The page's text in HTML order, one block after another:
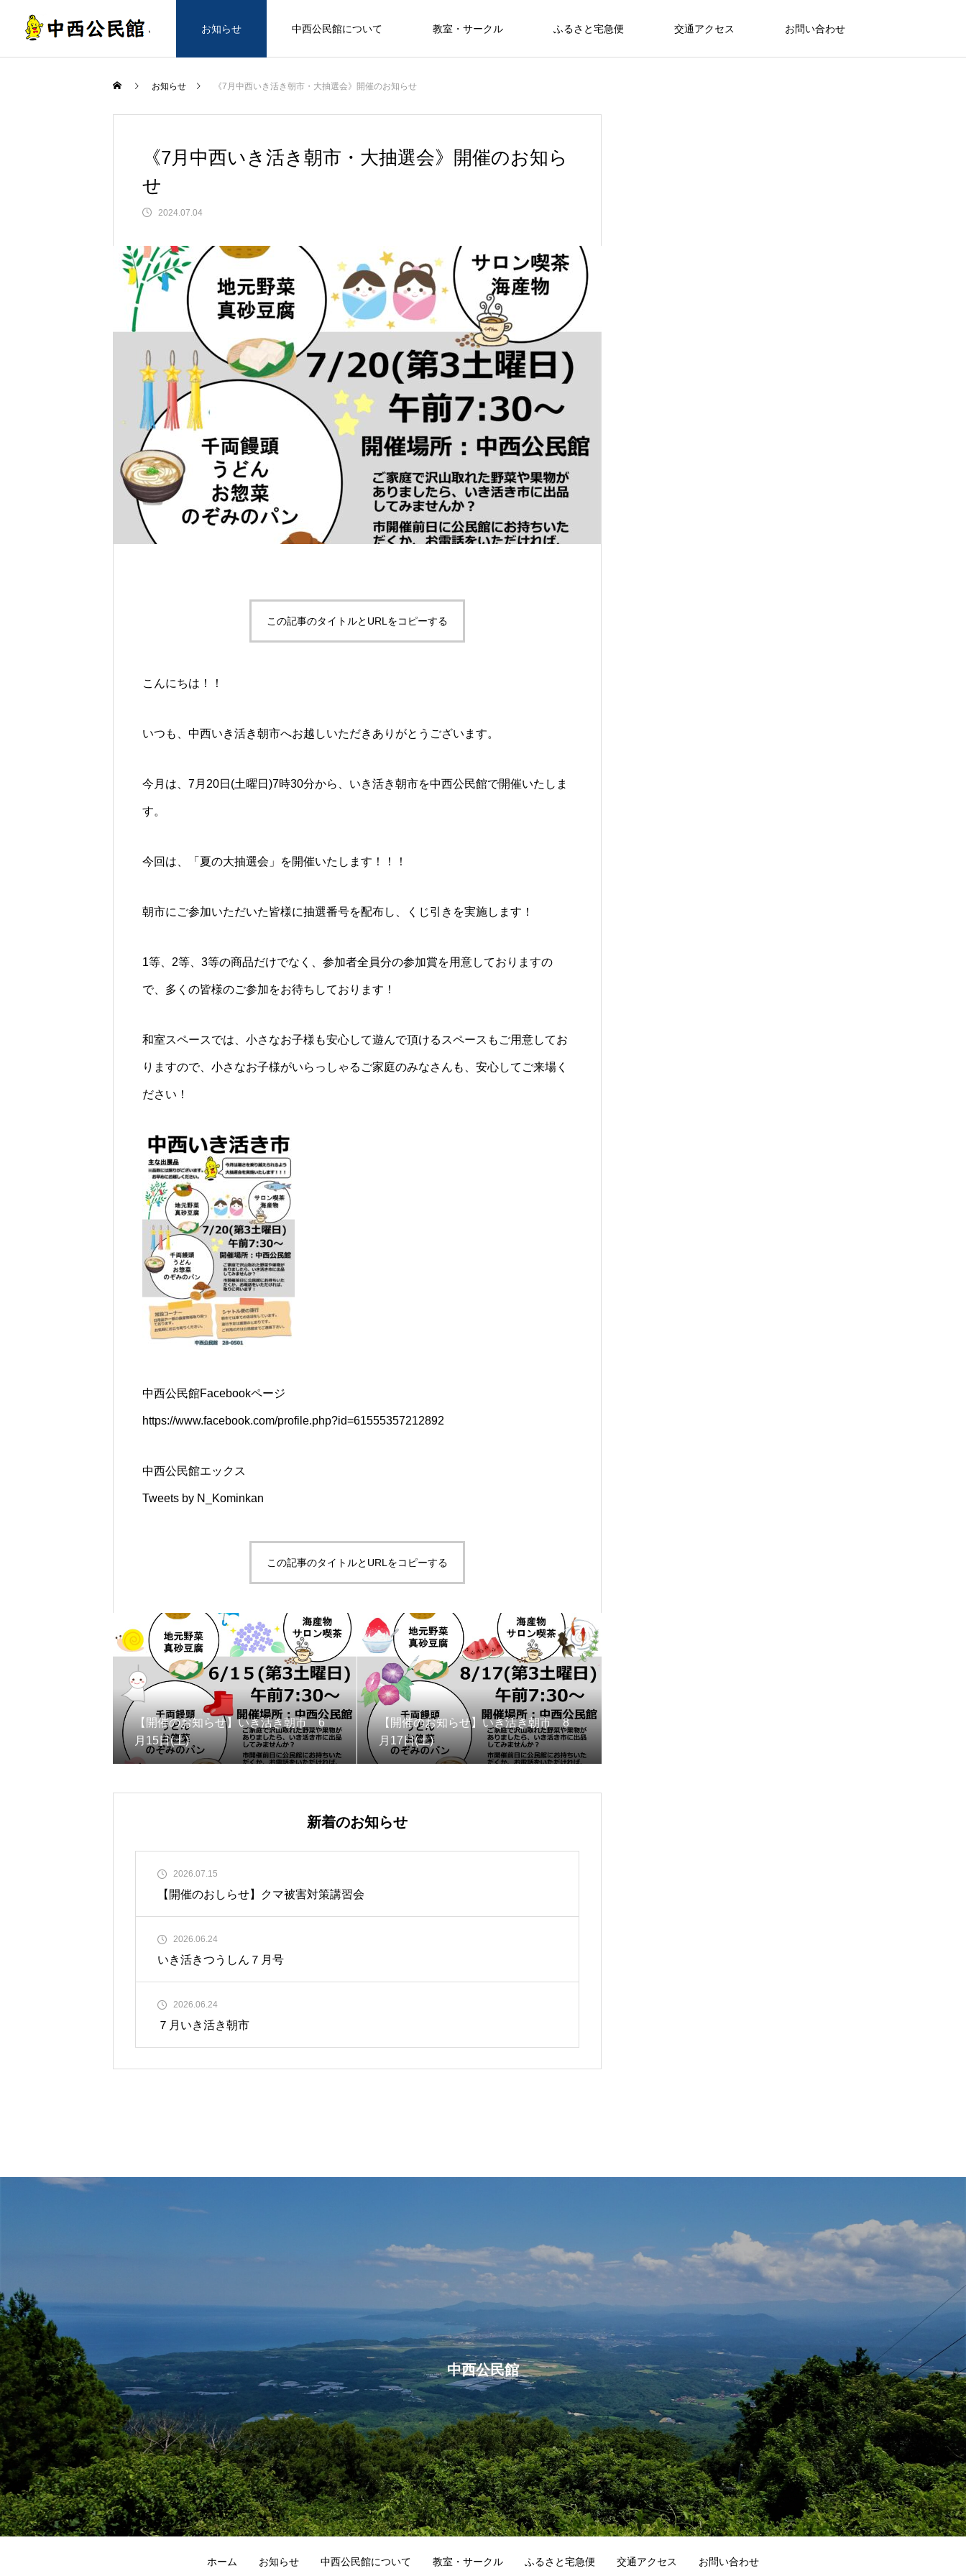
ホーム お知らせ 中西公民館について 教室・サークル ふるさと宅急便 交通アクセス お問い合わせ
お知らせ 《7月中西いき活き朝市・大抽選会》開催のお知らせ
《7月中西いき活き朝市・大抽選会》開催のお知ら
せ
2024.07.04
この記事のタイトルとURLをコピーする
こんにちは！！
いつも、中西いき活き朝市へお越しいただきありがとうございます。
今月は、7月20日(土曜日)7時30分から、いき活き朝市を中西公民館で開催いたしま
す。
今回は、「夏の大抽選会」を開催いたします！！！
朝市にご参加いただいた皆様に抽選番号を配布し、くじ引きを実施します！
1等、2等、3等の商品だけでなく、参加者全員分の参加賞を用意しておりますの
で、多くの皆様のご参加をお待ちしております！
和室スペースでは、小さなお子様も安心して遊んで頂けるスペースもご用意してお
りますので、小さなお子様がいらっしゃるご家庭のみなさんも、安心してご来場く
ださい！
中西公民館Facebookページ
https://www.facebook.com/profile.php?id=61555357212892
中西公民館エックス
Tweets by N_Kominkan
この記事のタイトルとURLをコピーする
【開催のお知らせ】いき活き朝市 6
月15日(土)
【開催のお知らせ】いき活き朝市 8
月17日(土)
新着のお知らせ
2026.07.15
【開催のおしらせ】クマ被害対策講習会
2026.06.24
いき活きつうしん７月号
2026.06.24
７月いき活き朝市
中西公民館
ホーム お知らせ 中西公民館について 教室・サークル ふるさと宅急便 交通アクセス お問い合わせ